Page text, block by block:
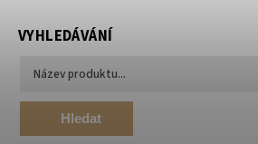
VYHLEDÁVÁNÍ
Hledat